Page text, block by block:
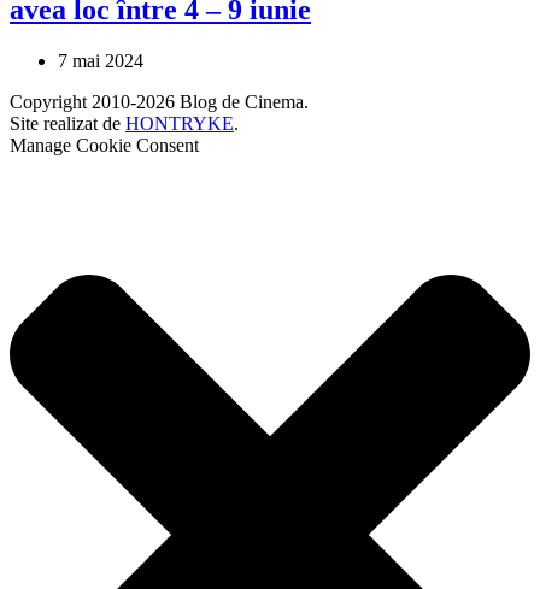
avea loc între 4 – 9 iunie
7 mai 2024
Copyright 2010-2026 Blog de Cinema.
Site realizat de HONTRYKE.
Manage Cookie Consent